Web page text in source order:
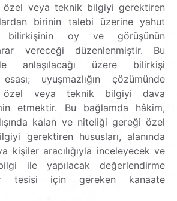
özel veya teknik bilgiyi gerektiren
birinin talebi üzerine yahut
bilirkişinin oy ve görüşünün
vereceği düzenlenmiştir. Bu
anlaşılacağı üzere bilirkişi
uyuşmazlığın çözümünde
veya teknik bilgiyi dava
etmektir. Bu bağlamda hâkim,
kalan ve niteliği gereği özel
gerektiren hususları, alanında
kişiler aracılığıyla inceleyecek ve
ile yapılacak değerlendirme
tesisi için gereken kanaate